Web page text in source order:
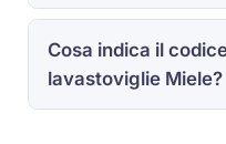
Cosa indica il
lavastoviglie Miele?